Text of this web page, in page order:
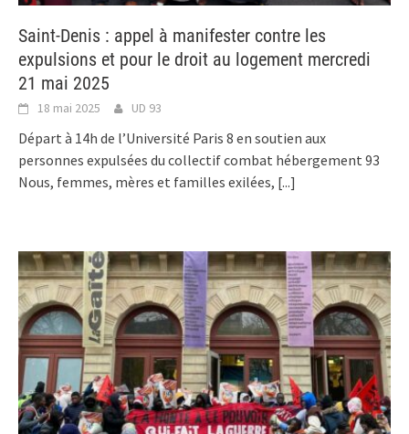
Saint-Denis : appel à manifester contre les
expulsions et pour le droit au logement mercredi
21 mai 2025
18 mai 2025 UD 93
Départ à 14h de l’Université Paris 8 en soutien aux
personnes expulsées du collectif combat hébergement 93
Nous, femmes, mères et familles exilées, [...]